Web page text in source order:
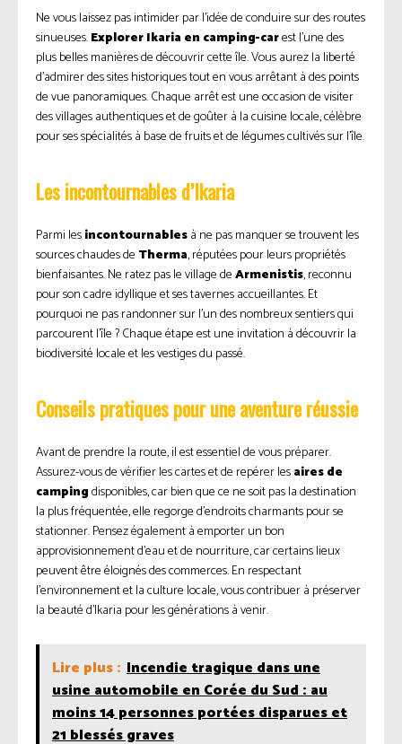
Ne vous laissez pas intimider par l’idée de conduire sur des routes
sinueuses.Explorer Ikaria en camping-carest l’une des
plus belles manières de découvrir cette île. Vous aurez la liberté
d’admirer des sites historiques tout en vous arrêtant à des points
de vue panoramiques. Chaque arrêt est une occasion de visiter
des villages authentiques et de goûter à la cuisine locale, célèbre
pour ses spécialités à base de fruits et de légumes cultivés sur l’île.
Les incontournables d’Ikaria
Parmi lesincontournablesà ne pas manquer se trouvent les
sources chaudes de Therma, réputées pour leurs propriétés
bienfaisantes. Ne ratez pas le village deArmenistis, reconnu
pour son cadre idyllique et ses tavernes accueillantes. Et
pourquoi ne pas randonner sur l’un des nombreux sentiers qui
parcourent l’île ? Chaque étape est une invitation à découvrir la
biodiversité locale et les vestiges du passé.
Conseils pratiques pour une aventure réussie
Avant de prendre la route, il est essentiel de vous préparer.
Assurez-vous de vérifier les cartes et de repérer lesaires de
campingdisponibles, car bien que ce ne soit pas la destination
la plus fréquentée, elle regorge d’endroits charmants pour se
stationner. Pensez également à emporter un bon
approvisionnement d’eau et de nourriture, car certains lieux
peuvent être éloignés des commerces. En respectant
l’environnement et la culture locale, vous contribuer à préserver
la beauté d’Ikaria pour les générations à venir.
Lire plus : Incendie tragique dans une
usine automobile en Corée du Sud : au
moins 14 personnes portées disparues et
21 blessés graves